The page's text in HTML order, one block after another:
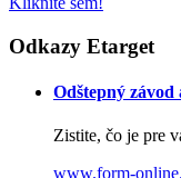
Odkazy Etarget
Odštepný závod
Zistite, čo je pre
www.form-